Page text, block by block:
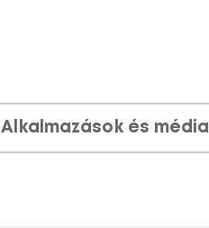
Alkalmazások és média